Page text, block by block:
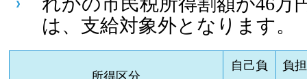
は、支給対象外となります。
所得区分
自己負
負